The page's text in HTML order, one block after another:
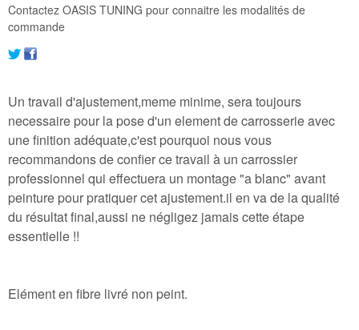
Contactez OASIS TUNING pour connaitre les modalités de
commande
Un travail d'ajustement,meme minime, sera toujours
necessaire pour la pose d'un element de carrosserie avec
une finition adéquate,c'est pourquoi nous vous
recommandons de confier ce travail à un carrossier
professionnel qui effectuera un montage "a blanc" avant
peinture pour pratiquer cet ajustement.il en va de la qualité
du résultat final,aussi ne négligez jamais cette étape
essentielle !!
Elément en fibre livré non peint.